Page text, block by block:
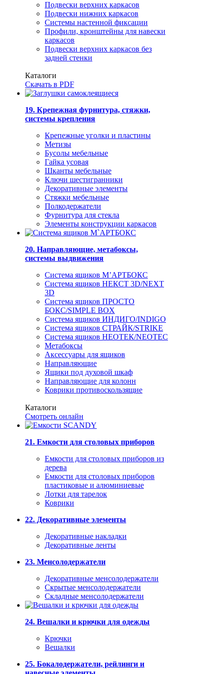
Подвески верхних каркасов
Подвески нижних каркасов
Системы настенной фиксации
Профили, кронштейны для навески
каркасов
Подвески верхних каркасов без
задней стенки
Каталоги
Скачать в PDF
19. Крепежная фурнитура, стяжки,
системы крепления
Крепежные уголки и пластины
Метизы
Бусолы мебельные
Гайка усовая
Шканты мебельные
Ключи шестигранники
Декоративные элементы
Стяжки мебельные
Полкодержатели
Фурнитура для стекла
Элементы конструкции каркасов
20. Направляющие, метабоксы,
системы выдвижения
Система ящиков М’АРТБОКС
Система ящиков НЕКСТ 3D/NEXT
3D
Система ящиков ПРОСТО
БОКС/SIMPLE BOX
Система ящиков ИНДИГО/INDIGO
Система ящиков СТРАЙК/STRIKE
Система ящиков НЕОТЕК/NEOTEC
Метабоксы
Аксессуары для ящиков
Направляющие
Ящики под духовой шкаф
Направляющие для колонн
Коврики противоскользящие
Каталоги
Смотреть онлайн
21. Емкости для столовых приборов
Емкости для столовых приборов из
дерева
Емкости для столовых приборов
пластиковые и алюминиевые
Лотки для тарелок
Коврики
22. Декоративные элементы
Декоративные накладки
Декоративные ленты
23. Менсолодержатели
Декоративные менсолодержатели
Скрытые менсолодержатели
Складные менсолодержатели
24. Вешалки и крючки для одежды
Крючки
Вешалки
25. Бокалодержатели, рейлинги и